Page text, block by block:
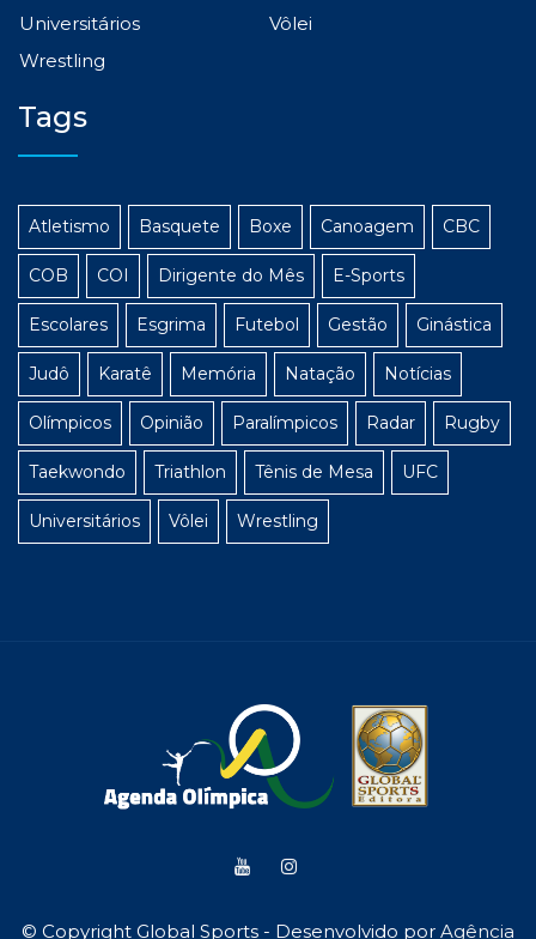
Universitários
Vôlei
Wrestling
Tags
Atletismo Basquete Boxe Canoagem CBC
COB COI Dirigente do Mês E-Sports
Escolares Esgrima Futebol Gestão Ginástica
Judô Karatê Memória Natação Notícias
Olímpicos Opinião Paralímpicos Radar Rugby
Taekwondo Triathlon Tênis de Mesa UFC
Universitários Vôlei Wrestling
© Copyright Global Sports - Desenvolvido por Agência